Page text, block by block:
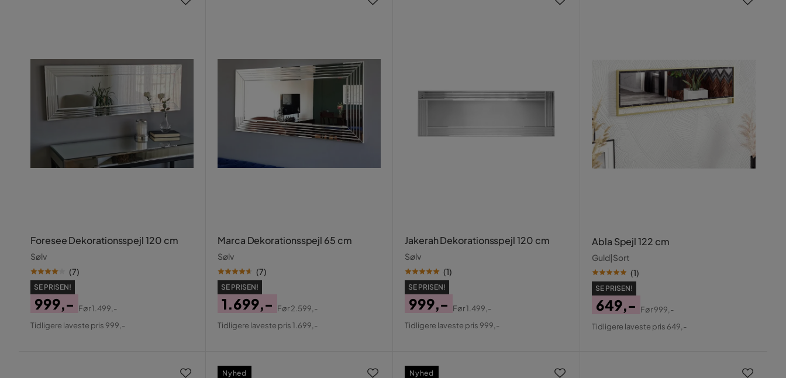
Foresee Dekorationsspejl 120 cm
Sølv
(7)
SE PRISEN!
Pris
999,-
Original
Før1.499,-
Tidligere laveste pris 999,-
Marca Dekorationsspejl 65 cm
Sølv
(7)
SE PRISEN!
Pris
1.699,-
Original
Før2.599,-
Tidligere laveste pris 1.699,-
Jakerah Dekorationsspejl 120 cm
Sølv
(1)
SE PRISEN!
Pris
999,-
Original
Før1.499,-
Tidligere laveste pris 999,-
Abla Spejl 122 cm
Guld|Sort
(1)
SE PRISEN!
Pris
649,-
Original
Før999,-
Tidligere laveste pris 649,-
Nyhed Nyhed